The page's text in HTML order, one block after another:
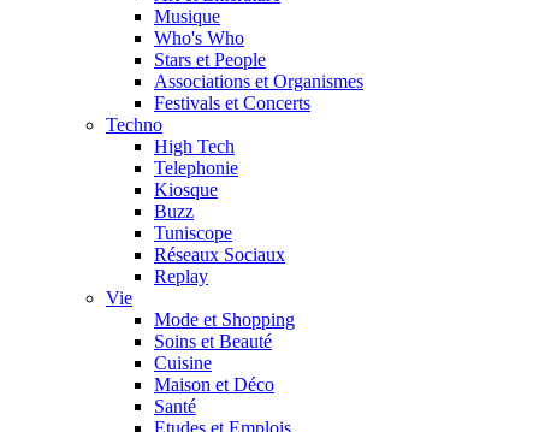
Musique
Who's Who
Stars et People
Associations et Organismes
Festivals et Concerts
Techno
High Tech
Telephonie
Kiosque
Buzz
Tuniscope
Réseaux Sociaux
Replay
Vie
Mode et Shopping
Soins et Beauté
Cuisine
Maison et Déco
Santé
Etudes et Emplois